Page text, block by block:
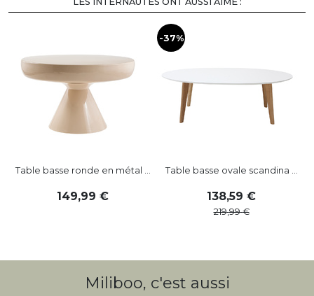
Table basse ronde en métal ...
149,99
-37%
Table basse ovale scandina ...
138,59
219,99
Miliboo, c'est aussi